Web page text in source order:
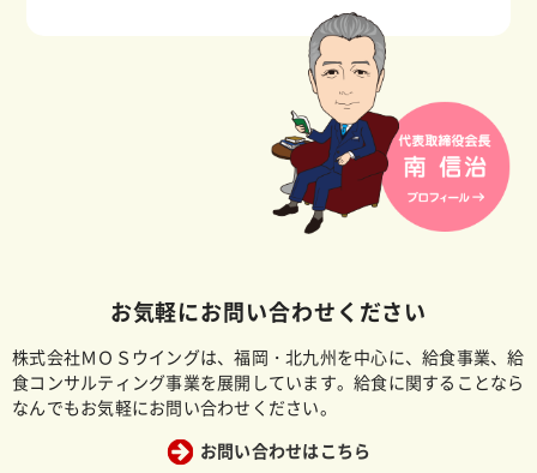
お気軽にお問い合わせください
株式会社ＭＯＳウイングは、福岡・北九州を中心に、給食事業、給
食コンサルティング事業を展開しています。給食に関することなら
なんでもお気軽にお問い合わせください。
お問い合わせはこちら